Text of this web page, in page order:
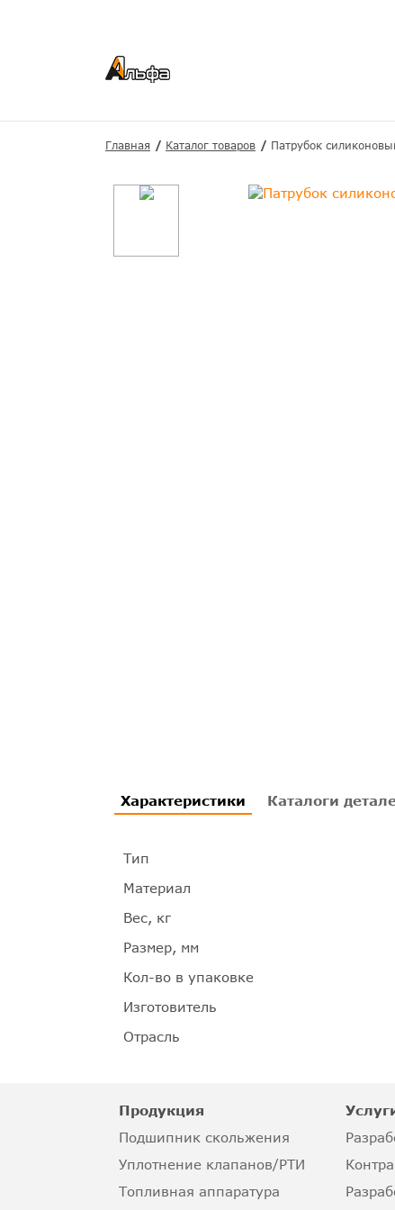
Главная Каталог товаров Патрубок
Характеристики Каталоги
Тип
Материал
Вес, кг
Размер, мм
Кол-во в упаковке
Изготовитель
Отрасль
Продукция
Подшипник скольжения
Уплотнение клапанов/РТИ
Топливная аппаратура